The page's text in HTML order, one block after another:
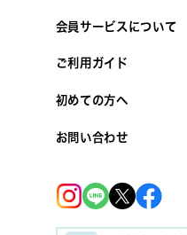
会員サービスについて
ご利用ガイド
初めての方へ
お問い合わせ